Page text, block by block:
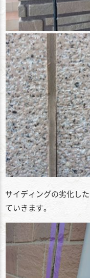
サイディングの劣化し
ていきます。